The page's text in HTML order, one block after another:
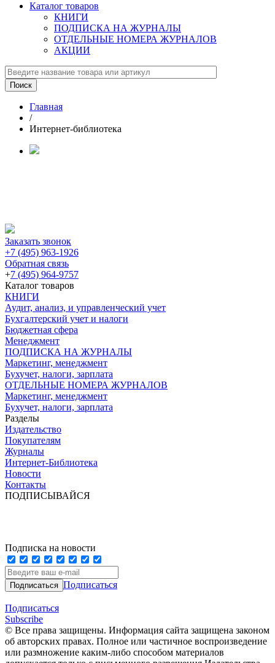
Каталог товаров
КНИГИ
ПОДПИСКА НА ЖУРНАЛЫ
ОТДЕЛЬНЫЕ НОМЕРА ЖУРНАЛОВ
АКЦИИ
Главная
/
Интернет-библиотека
Заказать звонок
+7 (495) 963-1926
Обратная связь
+7 (495) 964-9757
Каталог товаров
КНИГИ
Аудит, анализ, и управленческий учет
Бухгалтерский учет и налоги
Бюджетная сфера
Менеджмент
ПОДПИСКА НА ЖУРНАЛЫ
Маркетинг, менеджмент
Бухучет, налоги, зарплата
ОТДЕЛЬНЫЕ НОМЕРА ЖУРНАЛОВ
Маркетинг, менеджмент
Бухучет, налоги, зарплата
Разделы
Издательство
Покупателям
Журналы
Интернет-Библиотека
Новости
Контакты
ПОДПИСЫВАЙСЯ
Подписка на новости
Подписаться
Подписаться
Subscribe
© Все права защищены. Информация сайта защищена законом
об авторских правах. Полное или частичное воспроизведение
или размножение каким-либо способом материалов